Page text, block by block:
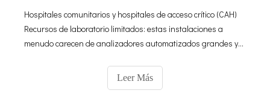
Hospitales comunitarios y hospitales de acceso crítico (CAH)
Recursos de laboratorio limitados: estas instalaciones a
menudo carecen de analizadores automatizados grandes y
espacio/presupuesto. Un pequeño nefelómetro proporciona
pruebas de proteínas esenciales sin una gran inversión de
Leer Más